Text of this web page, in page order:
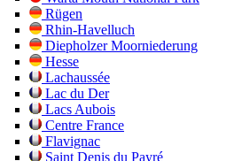
Rügen
Rhin-Havelluch
Diepholzer Moorniederung
Hesse
Lachaussée
Lac du Der
Lacs Aubois
Centre France
Flavignac
Saint Denis du Payré